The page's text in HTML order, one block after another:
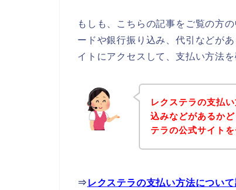
もしも、こちらの記事をご覧の方
ードや銀行振り込み、代引などが
イトにアクセスして、支払い方法
レクステラの支払
込みなどがあるか
テラの公式サイト
⇒ レクステラの支払い方法につい